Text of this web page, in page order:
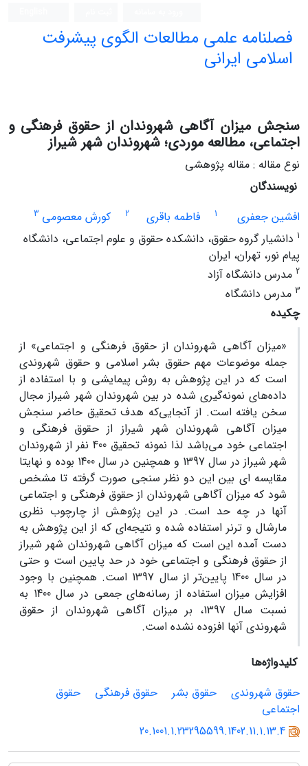
فصلنامه علمی مطالعات الگوی پیشرفت
اسلامی ایرانی
سنجش میزان آگاهی شهروندان از حقوق فرهنگی و
اجتماعی، مطالعه موردی؛ شهروندان شهر شیراز
نوع مقاله : مقاله پژوهشی
نویسندگان
افشین جعفری
1 فاطمه باقری 2 کورش معصومی 3
1 دانشیار گروه حقوق، دانشکده حقوق و علوم اجتماعی، دانشگاه
پیام نور، تهران، ایران
2 مدرس دانشگاه آزاد
3 مدرس دانشگاه
چکیده
«میزان آگاهی شهروندان از حقوق فرهنگی و اجتماعی» از
جمله موضوعات مهم حقوق بشر اسلامی و حقوق شهروندی
است که در این پژوهش به روش پیمایشی و با استفاده از
داده‌های نمونه‌گیری شده در بین شهروندان شهر شیراز مجال
سخن یافته است. از آنجایی‌که هدف تحقیق حاضر سنجش
میزان آگاهی شهروندان شهر شیراز از حقوق فرهنگی و
اجتماعی خود می‌باشد لذا نمونه تحقیق 400 نفر از شهروندان
شهر شیراز در سال 1397 و همچنین در سال 1400 بوده و نهایتا
مقایسه ای بین این دو نظر سنجی صورت گرفته تا مشخص
شود که میزان آگاهی شهروندان از حقوق فرهنگی و اجتماعی
آنها در چه حد است. در این پژوهش از چارچوب نظری
مارشال و ترنر استفاده شده و نتیجه‌ای که از این پژوهش به
دست آمده این است که میزان آگاهی شهروندان شهر شیراز
از حقوق فرهنگی و اجتماعی خود در حد پایین است و حتی
در سال 1400 پایین‌تر از سال 1397 است. همچنین با وجود
افزایش میزان استفاده از رسانه‌های جمعی در سال 1400 به
نسبت سال 1397، بر میزان آگاهی شهروندان از حقوق
شهروندی آنها افزوده نشده است.
کلیدواژه‌ها
حقوق شهروندی
حقوق بشر حقوق فرهنگی
حقوق
اجتماعی
20.1001.1.23295599.1402.11.1.13.4